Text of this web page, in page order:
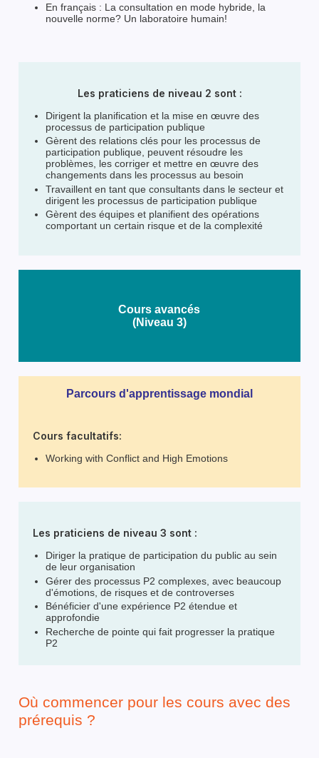
En français : La consultation en mode hybride, la
nouvelle norme? Un laboratoire humain!
Les praticiens de niveau 2 sont :
Dirigent la planification et la mise en œuvre des
processus de participation publique
Gèrent des relations clés pour les processus de
participation publique, peuvent résoudre les
problèmes, les corriger et mettre en œuvre des
changements dans les processus au besoin
Travaillent en tant que consultants dans le secteur et
dirigent les processus de participation publique
Gèrent des équipes et planifient des opérations
comportant un certain risque et de la complexité
Cours avancés
(Niveau 3)
Parcours d'apprentissage mondial
Cours facultatifs:
Working with Conflict and High Emotions
Les praticiens de niveau 3 sont :
Diriger la pratique de participation du public au sein
de leur organisation
Gérer des processus P2 complexes, avec beaucoup
d'émotions, de risques et de controverses
Bénéficier d'une expérience P2 étendue et
approfondie
Recherche de pointe qui fait progresser la pratique
P2
Où commencer pour les cours avec des
prérequis ?